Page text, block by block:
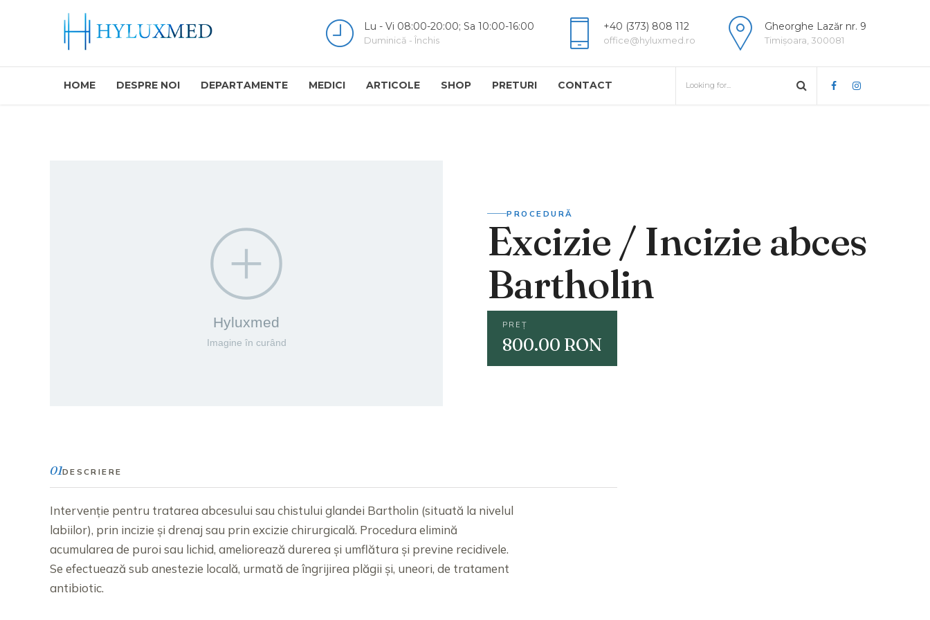
Lu - Vi 08:00-20:00; Sa 10:00-16:00
Duminică - Închis
+40 (373) 808 112
office@hyluxmed.ro
Gheorghe Lazăr nr. 9
Timișoara, 300081
HOME DESPRE NOI DEPARTAMENTE MEDICI ARTICOLE SHOP PRETURI CONTACT
PROCEDURĂ
Excizie / Incizie abces
Bartholin
PREȚ
800.00 RON
01DESCRIERE
Intervenție pentru tratarea abcesului sau chistului glandei Bartholin (situată la nivelul
labiilor), prin incizie și drenaj sau prin excizie chirurgicală. Procedura elimină
acumularea de puroi sau lichid, ameliorează durerea și umflătura și previne recidivele.
Se efectuează sub anestezie locală, urmată de îngrijirea plăgii și, uneori, de tratament
antibiotic.